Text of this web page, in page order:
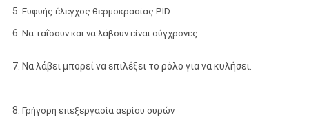
5. Ευφυής έλεγχος θερμοκρασίας PID
6. Να ταΐσουν και να λάβουν είναι σύγχρονες
7. Να λάβει μπορεί να επιλέξει το ρόλο για να κυλήσει.
8. Γρήγορη επεξεργασία αερίου ουρών